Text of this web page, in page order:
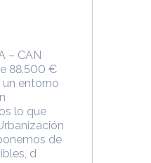
– CAN
88.500 €
un entorno
lo que
de
d